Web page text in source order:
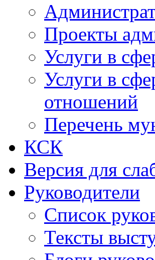
Проекты
Услуги в
Услуги в
отношений
Перечень
КСК
Версия для
Руководители
Список
Тексты